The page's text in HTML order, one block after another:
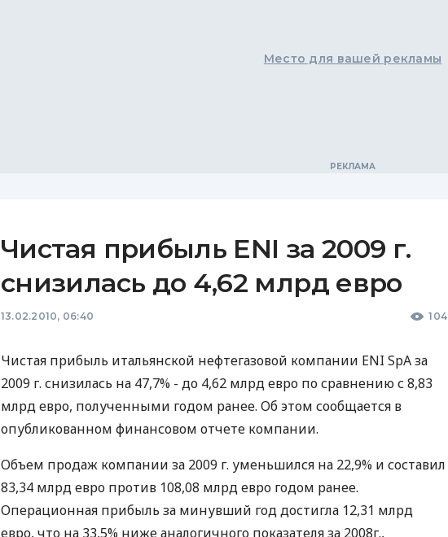
Место для вашей рекламы
Чистая прибыль ENI за 2009 г.
снизилась до 4,62 млрд евро
13.02.2010, 06:40 104
Чистая прибыль итальянской нефтегазовой компании ENI SpA за
2009 г. снизилась на 47,7% - до 4,62 млрд евро по сравнению с 8,83
млрд евро, полученными годом ранее. Об этом сообщается в
опубликованном финансовом отчете компании.
Объем продаж компании за 2009 г. уменьшился на 22,9% и составил
83,34 млрд евро против 108,08 млрд евро годом ранее.
Операционная прибыль за минувший год достигла 12,31 млрд
евро, что на 33,5% ниже аналогичного показателя за 2008г.,